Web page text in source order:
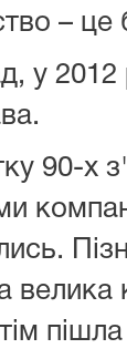
– це
у 2012
90-х
велика